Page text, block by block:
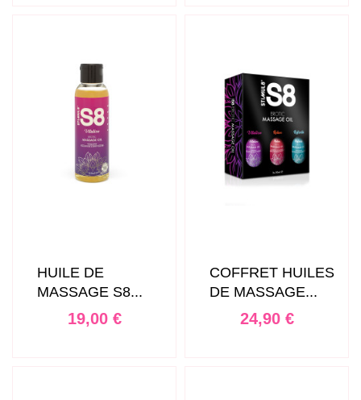
HUILE DE
MASSAGE S8...
Prix
19,00 €
COFFRET HUILES
DE MASSAGE...
Prix
24,90 €